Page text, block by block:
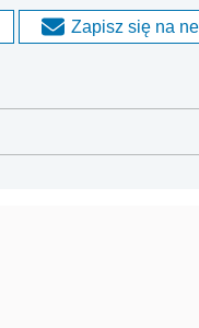
Zapisz się na